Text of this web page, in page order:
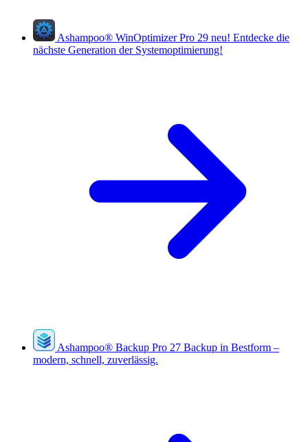
Ashampoo® WinOptimizer Pro 29 neu! Entdecke die
nächste Generation der Systemoptimierung!
Ashampoo® Backup Pro 27 Backup in Bestform –
modern, schnell, zuverlässig.